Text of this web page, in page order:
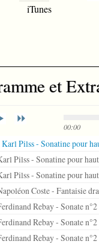
iTunes
et
00:00
Karl Pilss - Sonatine pour
Pilss - Sonatine pour
Pilss - Sonatine pour
Coste - Fantaisie
Rebay - Sonate
Rebay - Sonate
Rebay - Sonate